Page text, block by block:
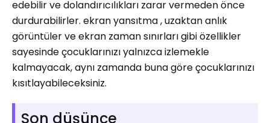
edebilir ve dolandırıcılıkları zarar vermeden önce
durdurabilirler. ekran yansıtma , uzaktan anlık
görüntüler ve ekran zaman sınırları gibi özellikler
sayesinde çocuklarınızı yalnızca izlemekle
kalmayacak, aynı zamanda buna göre çocuklarınızı
kısıtlayabileceksiniz.
Son düşünce